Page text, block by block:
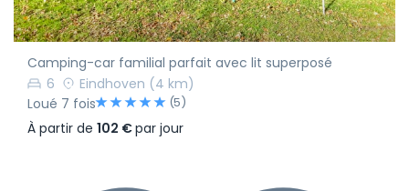
Camping-car familial parfait avec lit superposé
6
Eindhoven (4 km)
Loué 7 fois
(5)
À partir de 102 €par jour